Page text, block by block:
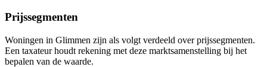
Prijssegmenten
Woningen in Glimmen zijn als volgt verdeeld over prijssegmenten.
Een taxateur houdt rekening met deze marktsamenstelling bij het
bepalen van de waarde.